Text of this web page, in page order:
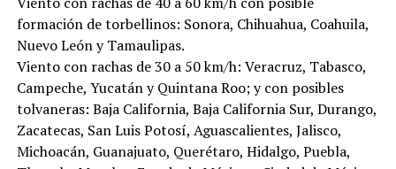
formación de torbellinos: Sonora, Chihuahua, Coahuila,
Nuevo León y Tamaulipas.
Viento con rachas de 30 a 50 km/h: Veracruz, Tabasco,
Campeche, Yucatán y Quintana Roo; y con posibles
tolvaneras: Baja California, Baja California Sur, Durango,
Zacatecas, San Luis Potosí, Aguascalientes, Jalisco,
Michoacán, Guanajuato, Querétaro, Hidalgo, Puebla,